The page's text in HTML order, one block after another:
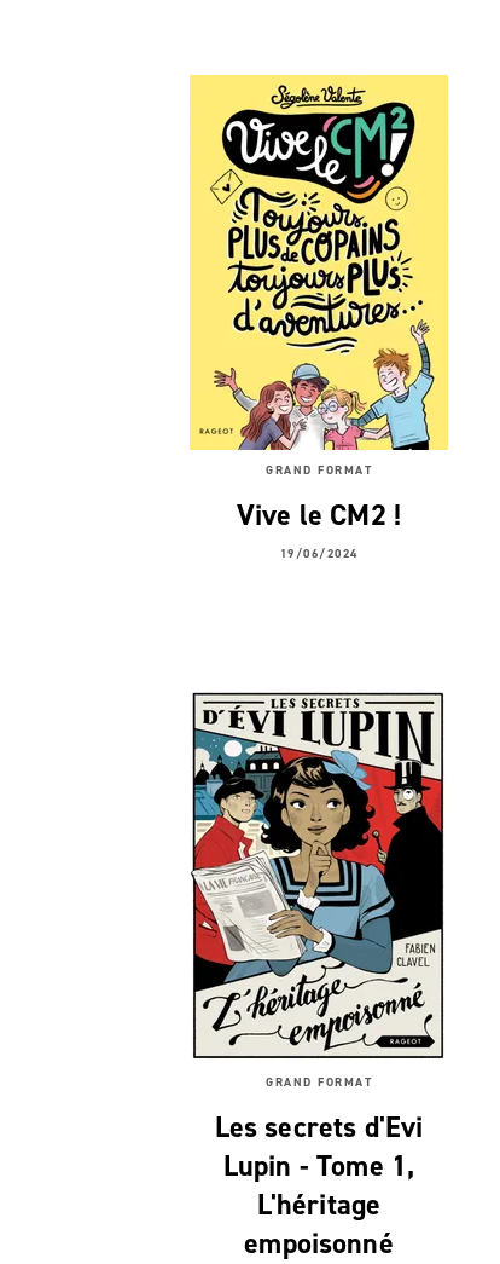
GRAND FORMAT
Vive le CM2 !
19/06/2024
GRAND FORMAT
Les secrets d'Evi
Lupin - Tome 1,
L'héritage
empoisonné